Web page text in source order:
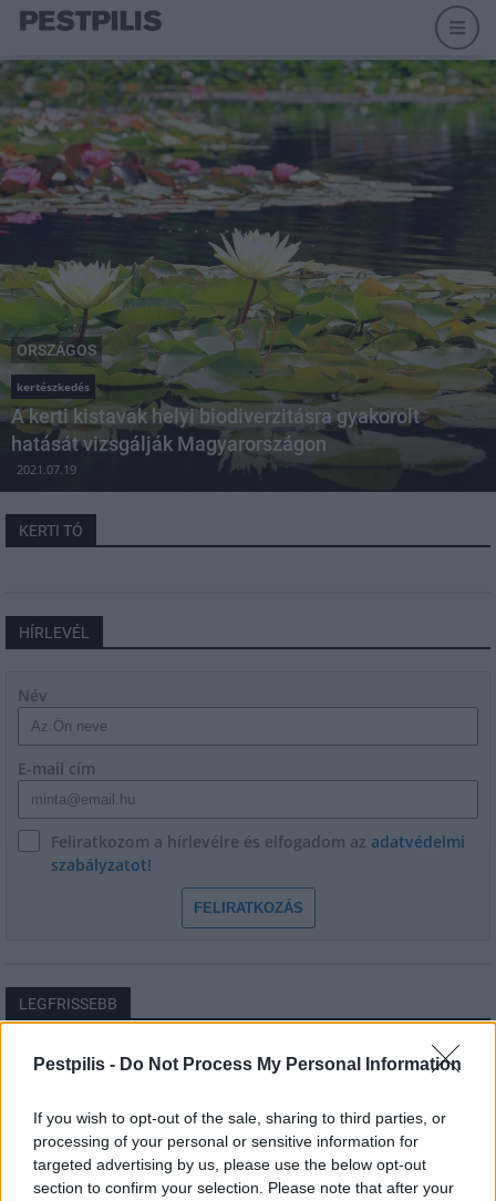
Pestpilis - Do Not Process My Personal Information
If you wish to opt-out of the sale, sharing to third parties, or
processing of your personal or sensitive information for
targeted advertising by us, please use the below opt-out
section to confirm your selection. Please note that after your
ORSZÁGOS
kertészkedés
A kerti kistavak helyi biodiverzitásra gyakorolt
hatását vizsgálják Magyarországon
2021.07.19
KERTI TÓ
HÍRLEVÉL
Név
E-mail cím
Feliratkozom a hírlevélre és elfogadom az adatvédelmi
szabályzatot!
FELIRATKOZÁS
LEGFRISSEBB
Országos
Megérkezett az eső a Duna vízgyűjtőjére
Helyi